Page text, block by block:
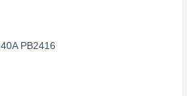
PB2416